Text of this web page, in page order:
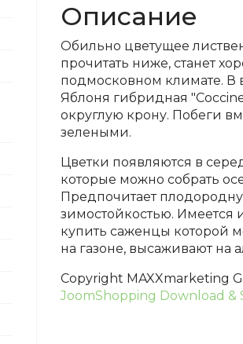
Описание
Обильно цветущее
прочитать ниже, станет
подмосковном климате. В
Яблоня гибридная
округлую крону. Побеги
зелеными.
Цветки появляются в
которые можно собрать
Предпочитает
зимостойкостью. Имеется
купить саженцы которой
на газоне, высаживают на
Copyright MAXXmarketing
JoomShopping Download &